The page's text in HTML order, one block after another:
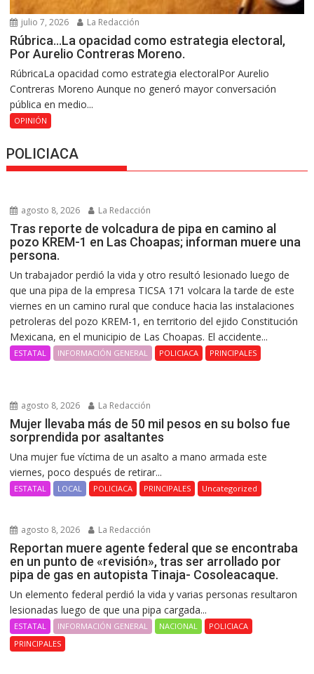
julio 7, 2026 La Redacción
Rúbrica…La opacidad como estrategia electoral,
Por Aurelio Contreras Moreno.
RúbricaLa opacidad como estrategia electoralPor Aurelio
Contreras Moreno Aunque no generó mayor conversación
pública en medio...
OPINIÓN
POLICIACA
agosto 8, 2026 La Redacción
Tras reporte de volcadura de pipa en camino al
pozo KREM-1 en Las Choapas; informan muere una
persona.
Un trabajador perdió la vida y otro resultó lesionado luego de
que una pipa de la empresa TICSA 171 volcara la tarde de este
viernes en un camino rural que conduce hacia las instalaciones
petroleras del pozo KREM-1, en territorio del ejido Constitución
Mexicana, en el municipio de Las Choapas. El accidente...
ESTATAL INFORMACIÓN GENERAL POLICIACA PRINCIPALES
agosto 8, 2026 La Redacción
Mujer llevaba más de 50 mil pesos en su bolso fue
sorprendida por asaltantes
Una mujer fue víctima de un asalto a mano armada este
viernes, poco después de retirar...
ESTATAL LOCAL POLICIACA PRINCIPALES Uncategorized
agosto 8, 2026 La Redacción
Reportan muere agente federal que se encontraba
en un punto de «revisión», tras ser arrollado por
pipa de gas en autopista Tinaja- Cosoleacaque.
Un elemento federal perdió la vida y varias personas resultaron
lesionadas luego de que una pipa cargada...
ESTATAL INFORMACIÓN GENERAL NACIONAL
POLICIACA
PRINCIPALES